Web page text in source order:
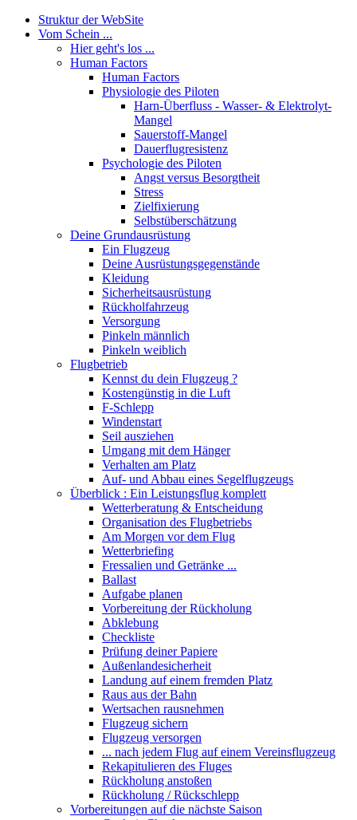
Struktur der WebSite
Vom Schein ...
Hier geht's los ...
Human Factors
Human Factors
Physiologie des Piloten
Harn-Überfluss - Wasser- & Elektrolyt-
Mangel
Sauerstoff-Mangel
Dauerflugresistenz
Psychologie des Piloten
Angst versus Besorgtheit
Stress
Zielfixierung
Selbstüberschätzung
Deine Grundausrüstung
Ein Flugzeug
Deine Ausrüstungsgegenstände
Kleidung
Sicherheitsausrüstung
Rückholfahrzeug
Versorgung
Pinkeln männlich
Pinkeln weiblich
Flugbetrieb
Kennst du dein Flugzeug ?
Kostengünstig in die Luft
F-Schlepp
Windenstart
Seil ausziehen
Umgang mit dem Hänger
Verhalten am Platz
Auf- und Abbau eines Segelflugzeugs
Überblick : Ein Leistungsflug komplett
Wetterberatung & Entscheidung
Organisation des Flugbetriebs
Am Morgen vor dem Flug
Wetterbriefing
Fressalien und Getränke ...
Ballast
Aufgabe planen
Vorbereitung der Rückholung
Abklebung
Checkliste
Prüfung deiner Papiere
Außenlandesicherheit
Landung auf einem fremden Platz
Raus aus der Bahn
Wertsachen rausnehmen
Flugzeug sichern
Flugzeug versorgen
... nach jedem Flug auf einem Vereinsflugzeug
Rekapitulieren des Fluges
Rückholung anstoßen
Rückholung / Rückschlepp
Vorbereitungen auf die nächste Saison